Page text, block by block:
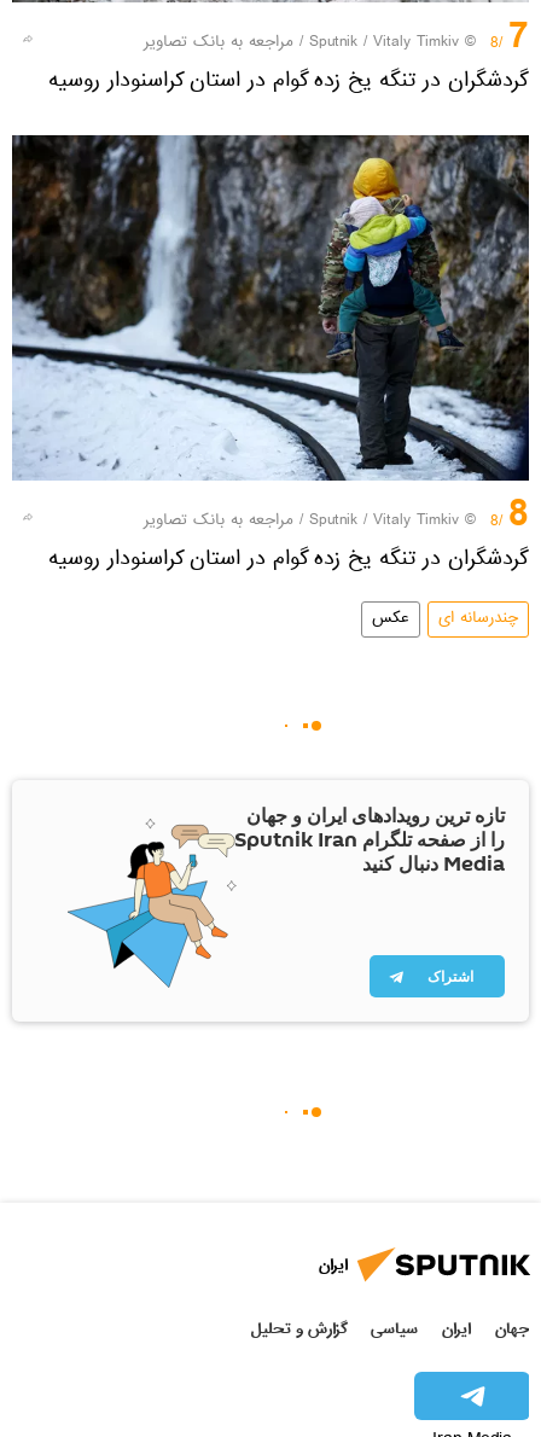
7
/8
© Sputnik / Vitaly Timkiv
/ مراجعه به بانک تصاویر
گردشگران در تنگه یخ زده گوام در استان کراسنودار روسیه
8
/8
© Sputnik / Vitaly Timkiv
/ مراجعه به بانک تصاویر
گردشگران در تنگه یخ زده گوام در استان کراسنودار روسیه
چندرسانه ای عکس
تازه ترین رویدادهای ایران و جهان
را از صفحه تلگرام Sputnik Iran
Media دنبال کنید
اشتراک
ایران
جهان ایران سیاسی گزارش و تحلیل